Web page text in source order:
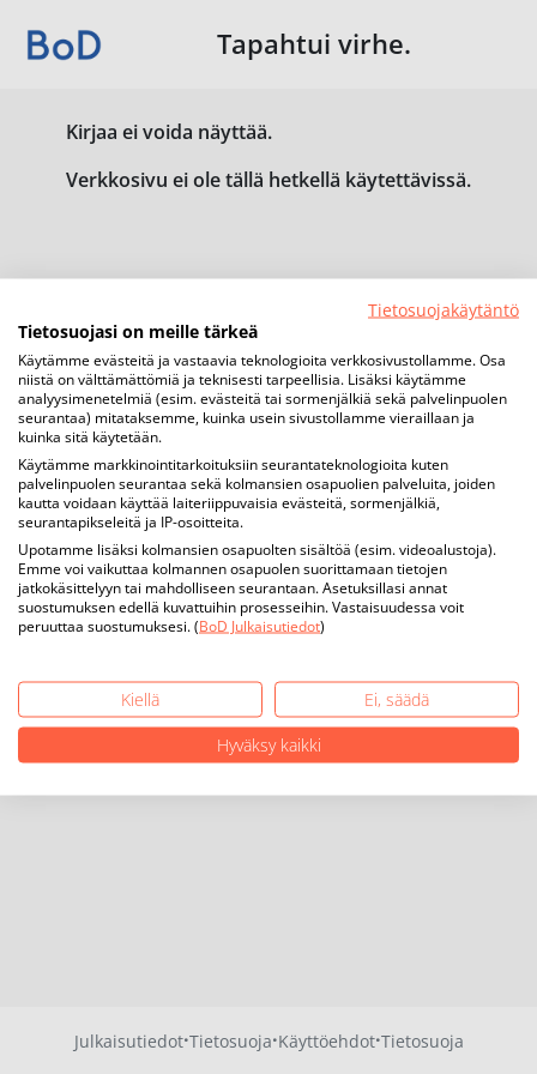
Tapahtui virhe.
Kirjaa ei voida näyttää.
Verkkosivu ei ole tällä hetkellä käytettävissä.
Julkaisutiedot·Tietosuoja·Käyttöehdot·Tietosuoja
Tietosuojakäytäntö
Tietosuojasi on meille tärkeä
Käytämme evästeitä ja vastaavia teknologioita verkkosivustollamme. Osa
niistä on välttämättömiä ja teknisesti tarpeellisia. Lisäksi käytämme
analyysimenetelmiä (esim. evästeitä tai sormenjälkiä sekä palvelinpuolen
seurantaa) mitataksemme, kuinka usein sivustollamme vieraillaan ja
kuinka sitä käytetään.
Käytämme markkinointitarkoituksiin seurantateknologioita kuten
palvelinpuolen seurantaa sekä kolmansien osapuolien palveluita, joiden
kautta voidaan käyttää laiteriippuvaisia evästeitä, sormenjälkiä,
seurantapikseleitä ja IP-osoitteita.
Upotamme lisäksi kolmansien osapuolten sisältöä (esim. videoalustoja).
Emme voi vaikuttaa kolmannen osapuolen suorittamaan tietojen
jatkokäsittelyyn tai mahdolliseen seurantaan. Asetuksillasi annat
suostumuksen edellä kuvattuihin prosesseihin. Vastaisuudessa voit
peruuttaa suostumuksesi. (BoD Julkaisutiedot)
Kiellä
Ei, säädä
Hyväksy kaikki